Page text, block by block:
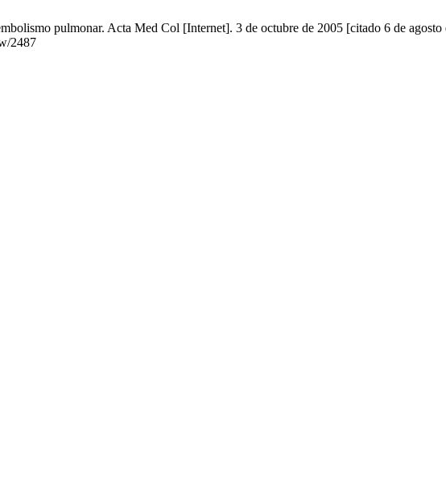
pulmonar. Acta Med Col [Internet]. 3 de octubre de 2005 [citado 6 de
2487